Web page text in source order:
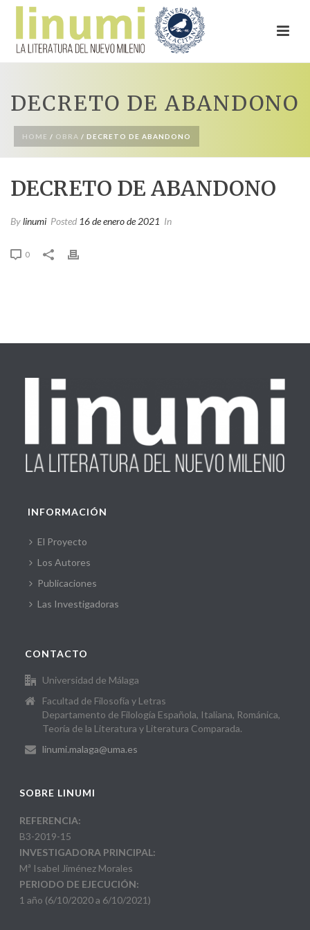
DECRETO DE ABANDONO
HOME / OBRA / DECRETO DE ABANDONO
DECRETO DE ABANDONO
Bylinumi Posted 16 de enero de 2021 In
0
INFORMACIÓN
El Proyecto
Los Autores
Publicaciones
Las Investigadoras
CONTACTO
Universidad de Málaga
Facultad de Filosofía y Letras
Departamento de Filología Española, Italiana, Románica,
Teoría de la Literatura y Literatura Comparada.
linumi.malaga@uma.es
SOBRE LINUMI
REFERENCIA:
B3-2019-15
INVESTIGADORA PRINCIPAL:
Mª Isabel Jiménez Morales
PERIODO DE EJECUCIÓN:
1 año (6/10/2020 a 6/10/2021)